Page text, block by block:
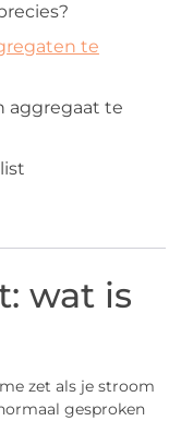
te
aggregaat te
wat is
zet als je stroom
gesproken